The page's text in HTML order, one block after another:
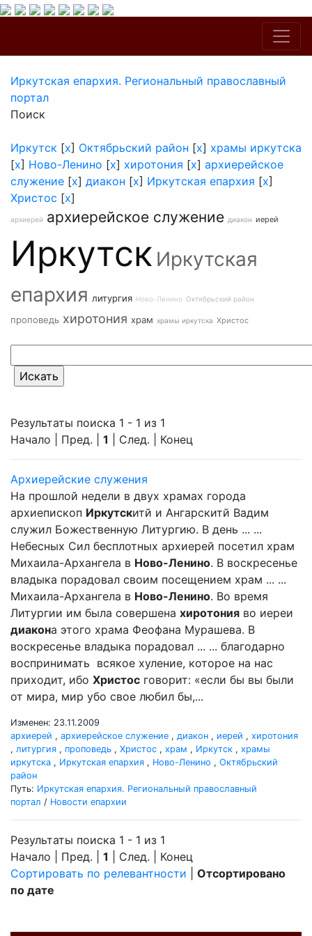
Иркутская епархия. Региональный православный
портал
Поиск
Иркутск [x] Октябрьский район [x] храмы иркутска
[x] Ново-Ленино [x] хиротония [x] архиерейское
служение [x] диакон [x] Иркутская епархия [x]
Христос [x]
архиерей архиерейское служение диакон иерей
Иркутск Иркутская
епархия литургия Ново-Ленино Октябрьский район
проповедь хиротония храм храмы иркутска Христос
Результаты поиска 1 - 1 из 1
Начало | Пред. | 1 | След. | Конец
Архиерейские служения
На прошлой недели в двух храмах города
архиепископ Иркутскитй и Ангарскитй Вадим
служил Божественную Литургию. В день ... ...
Небесных Сил бесплотных архиерей посетил храм
Михаила-Архангела в Ново-Ленино. В воскресенье
владыка порадовал своим посещением храм ... ...
Михаила-Архангела в Ново-Ленино. Во время
Литургии им была совершена хиротония во иереи
диакона этого храма Феофана Мурашева. В
воскресенье владыка порадовал ... ... благодарно
воспринимать всякое хуление, которое на нас
приходит, ибо Христос говорит: «если бы вы были
от мира, мир убо свое любил бы,...
Изменен: 23.11.2009
архиерей , архиерейское служение , диакон , иерей , хиротония
, литургия , проповедь , Христос , храм , Иркутск , храмы
иркутска , Иркутская епархия , Ново-Ленино , Октябрьский
район
Путь: Иркутская епархия. Региональный православный
портал / Новости епархии
Результаты поиска 1 - 1 из 1
Начало | Пред. | 1 | След. | Конец
Сортировать по релевантности
Отсортировано
по дате